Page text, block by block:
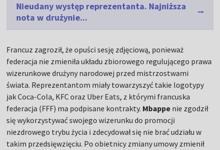
Nieudany występ reprezentanta. Najniższa
nota w drużynie...
Francuz zagroził, że opuści sesję zdjęciową, ponieważ
federacja nie zmieniła układu zbiorowego regulującego prawa
wizerunkowe drużyny narodowej przed mistrzostwami
świata. Reprezentantom miały towarzyszyć takie logotypy
jak Coca-Cola, KFC oraz Uber Eats, z którymi francuska
federacja (FFF) ma podpisane kontrakty. Mbappe nie zgodził
się wykorzystywać swojego wizerunku do promocji
niezdrowego trybu życia i zdecydował się nie brać udziału w
takim przedsięwzięciu. Po obietnicy zmiany umowy zmienił